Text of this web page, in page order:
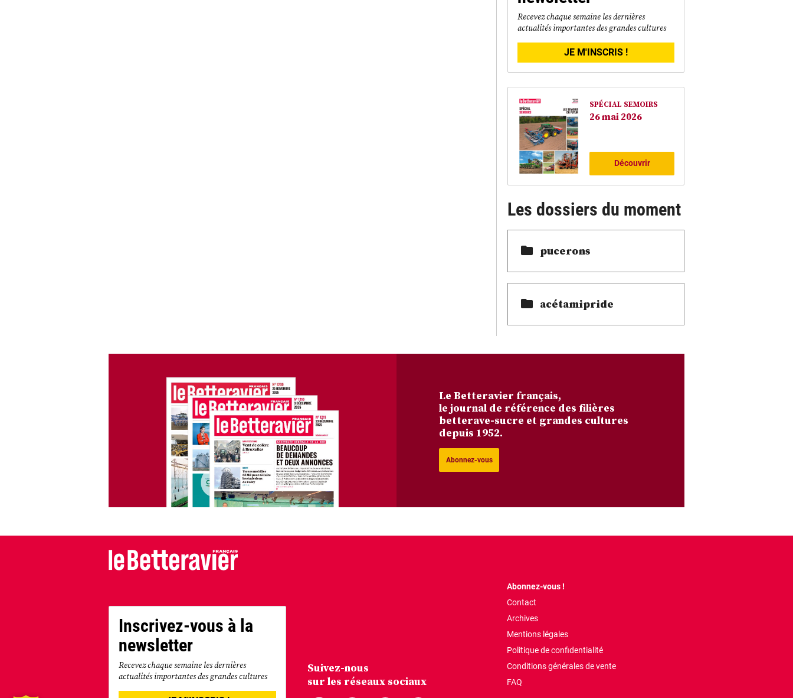
Recevez chaque semaine les dernières
actualités importantes des grandes cultures
JE M'INSCRIS !
SPÉCIAL SEMOIRS
26 mai 2026
Découvrir
Les dossiers du moment
pucerons
acétamipride
Le Betteravier français,
le journal de référence des filières
betterave-sucre et grandes cultures
depuis 1952.
Abonnez-vous
Inscrivez-vous à la
newsletter
Recevez chaque semaine les dernières
actualités importantes des grandes cultures
Suivez-nous
sur les réseaux sociaux
Abonnez-vous !
Contact
Archives
Mentions légales
Politique de confidentialité
Conditions générales de vente
FAQ